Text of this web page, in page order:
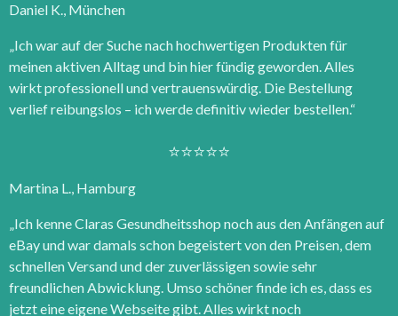
Daniel K., München
„Ich war auf der Suche nach hochwertigen Produkten für
meinen aktiven Alltag und bin hier fündig geworden. Alles
wirkt professionell und vertrauenswürdig. Die Bestellung
verlief reibungslos – ich werde definitiv wieder bestellen.“
⭐⭐⭐⭐⭐
Martina L., Hamburg
„Ich kenne Claras Gesundheitsshop noch aus den Anfängen auf
eBay und war damals schon begeistert von den Preisen, dem
schnellen Versand und der zuverlässigen sowie sehr
freundlichen Abwicklung. Umso schöner finde ich es, dass es
jetzt eine eigene Webseite gibt. Alles wirkt noch